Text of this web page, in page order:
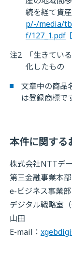
続を経て資
p/-/media/
f/127_1.pdf
注2
「生きてい
化したもの
文章中の商品
は登録商標で
本件に関する
株式会社NTTデ
第三金融事業本部
e-ビジネス事業部
デジタル戦略室
山田
E-mail：